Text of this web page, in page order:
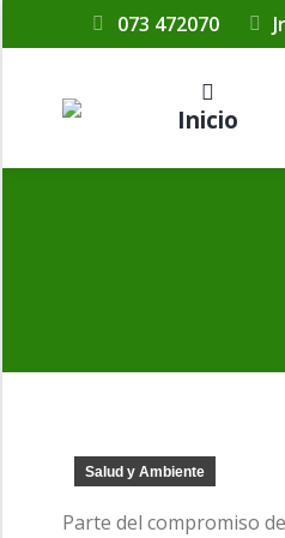
073 472070
Inicio
Salud y Ambiente
Parte del compromiso